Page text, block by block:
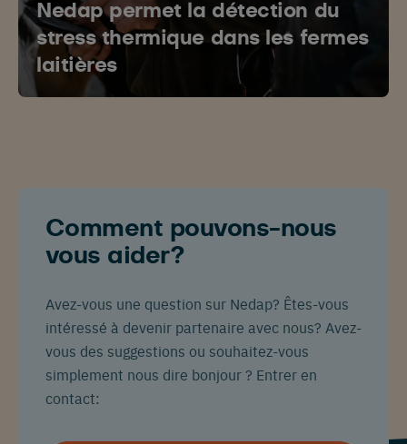
Nedap permet la détection du
stress thermique dans les fermes
laitières
Comment pouvons-nous
vous aider?
Avez-vous une question sur Nedap? Êtes-vous
intéressé à devenir partenaire avec nous? Avez-
vous des suggestions ou souhaitez-vous
simplement nous dire bonjour ? Entrer en
contact: